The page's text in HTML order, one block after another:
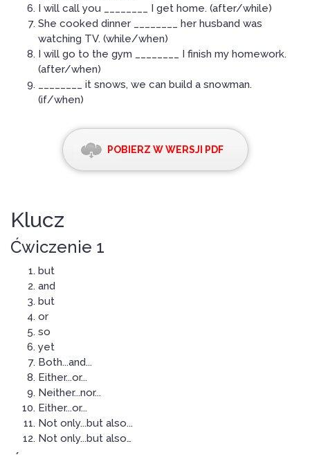
I will call you ________ I get home. (after/while)
She cooked dinner ________ her husband was
watching TV. (while/when)
I will go to the gym ________ I finish my homework.
(after/when)
________ it snows, we can build a snowman.
(if/when)
POBIERZ W WERSJI PDF
Klucz
Ćwiczenie 1
but
and
but
or
so
yet
Both...and...
Either...or...
Neither...nor...
Either...or...
Not only...but also...
Not only...but also…